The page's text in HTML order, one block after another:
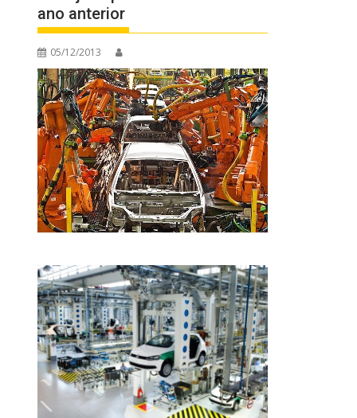
ano anterior
05/12/2013